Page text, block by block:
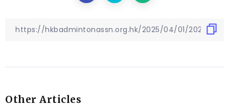
Other Articles